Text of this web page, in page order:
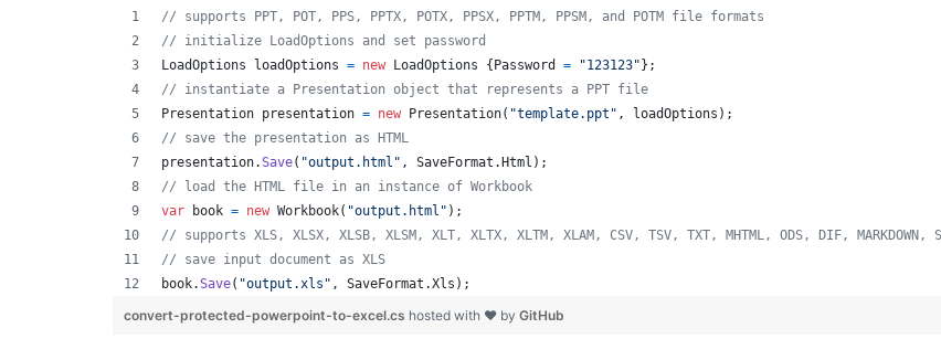
// supports PPT, POT, PPS, PPTX, POTX, PPSX, PPTM, PPSM, and POTM file formats
// initialize LoadOptions and set password
LoadOptions
loadOptions = new LoadOptions { Password = "123123" } ;
// instantiate a Presentation object that represents a PPT file
Presentation presentation = new Presentation( "template.ppt" , loadOptions ) ;
// save the presentation as HTML
presentation.Save( "output.html" , SaveFormat . Html ) ;
// load the HTML file in an instance of Workbook
var
book = new Workbook( "output.html" ) ;
// supports XLS, XLSX, XLSB, XLSM, XLT, XLTX, XLTM, XLAM, CSV, TSV, TXT, MHTML, ODS, DIF,
// save input document as XLS
book.Save( "output.xls" , SaveFormat .Xls ) ;
convert-protected-powerpoint-to-excel.cs hosted with ❤ by GitHub